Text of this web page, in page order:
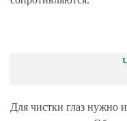
Для чистки глаз нужно